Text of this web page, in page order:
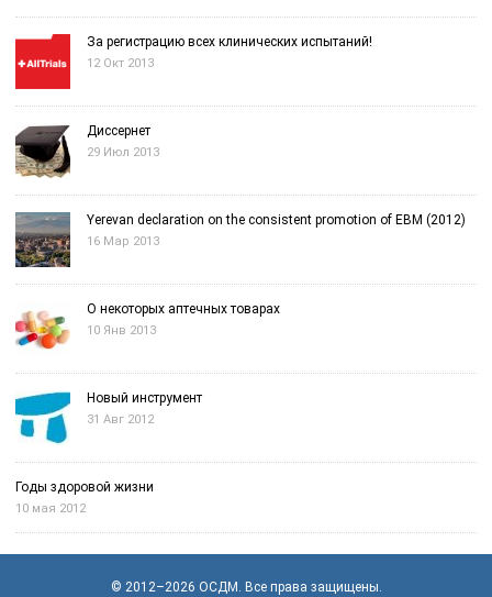
За регистрацию всех клинических испытаний!
12 Окт 2013
Диссернет
29 Июл 2013
Yerevan declaration on the consistent promotion of EBM (2012)
16 Мар 2013
О некоторых аптечных товарах
10 Янв 2013
Новый инструмент
31 Авг 2012
Годы здоровой жизни
10 мая 2012
© 2012–2026 OСДМ . Все права защищены.